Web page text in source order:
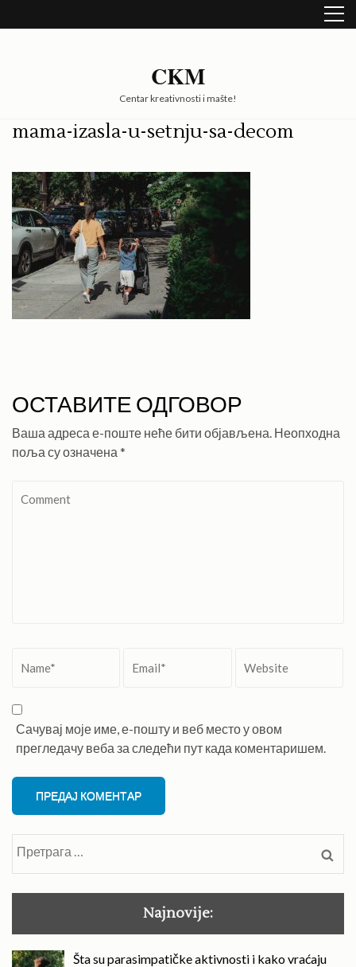
to
CKM
Centar kreativnosti i mašte!
mama-izasla-u-setnju-sa-decom
ОСТАВИТЕ ОДГОВОР
Ваша адреса е-поште неће бити објављена. Неопходна
поља су означена *
Сачувај моје име, е-пошту и веб место у овом
прегледачу веба за следећи пут када коментаришем.
Najnovije:
Šta su parasimpatičke aktivnosti i kako vraćaju